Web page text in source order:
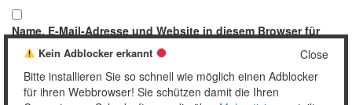
Name, E-Mail-Adresse und Website in diesem Browser für
meinen nächsten Kommentar speichern.
Close
Kein Adblocker erkannt
Bitte installieren Sie so schnell wie möglich einen Adblocker
für ihren Webbrowser! Sie schützen damit die Ihren